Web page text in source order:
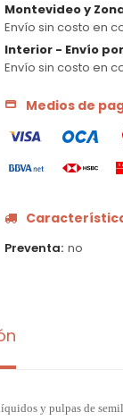
Montevideo y
Envío sin costo en
Interior - Envío
Envío sin costo en
Medios de
Preventa no
y pulpas de